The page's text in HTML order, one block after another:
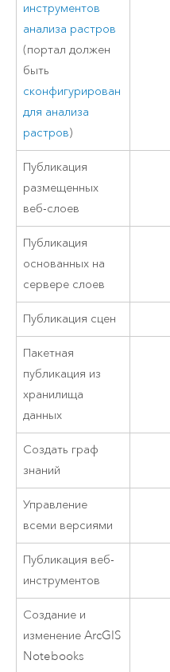
инструментов
анализа растров
(портал должен
быть
сконфигурирован
для анализа
растров)
Публикация
размещенных
веб-слоев
Публикация
основанных на
сервере слоев
Публикация сцен
Пакетная
публикация из
хранилища
данных
Создать граф
знаний
Управление
всеми версиями
Публикация веб-
инструментов
Создание и
изменение ArcGIS
Notebooks